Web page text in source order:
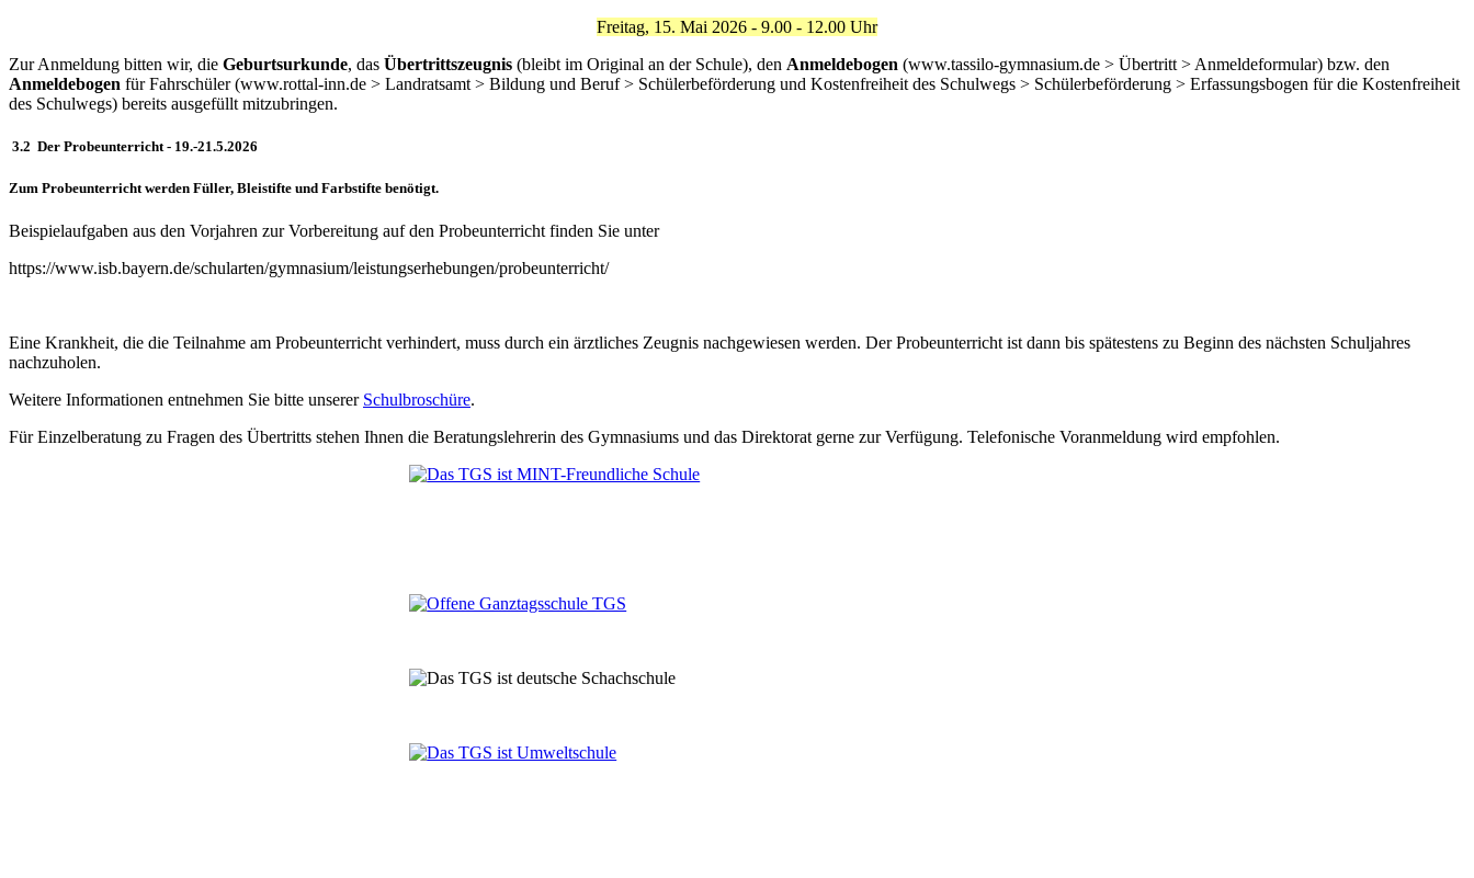
Freitag, 15. Mai 2026 - 9.00 - 12.00 Uhr
Zur Anmeldung bitten wir, die Geburtsurkunde, das Übertrittszeugnis (bleibt im Original an der Schule), den Anmeldebogen (www.tassilo-gymnasium.de > Übertritt > Anmeldeformular) bzw. den
Anmeldebogen für Fahrschüler (www.rottal-inn.de > Landratsamt > Bildung und Beruf > Schülerbeförderung und Kostenfreiheit des Schulwegs > Schülerbeförderung > Erfassungsbogen für die Kostenfreiheit
des Schulwegs) bereits ausgefüllt mitzubringen.
3.2 Der Probeunterricht - 19.-21.5.2026
Zum Probeunterricht werden Füller, Bleistifte und Farbstifte benötigt.
Beispielaufgaben aus den Vorjahren zur Vorbereitung auf den Probeunterricht finden Sie unter
https://www.isb.bayern.de/schularten/gymnasium/leistungserhebungen/probeunterricht/
Eine Krankheit, die die Teilnahme am Probeunterricht verhindert, muss durch ein ärztliches Zeugnis nachgewiesen werden. Der Probeunterricht ist dann bis spätestens zu Beginn des nächsten Schuljahres
nachzuholen.
Weitere Informationen entnehmen Sie bitte unserer Schulbroschüre.
Für Einzelberatung zu Fragen des Übertritts stehen Ihnen die Beratungslehrerin des Gymnasiums und das Direktorat gerne zur Verfügung. Telefonische Voranmeldung wird empfohlen.